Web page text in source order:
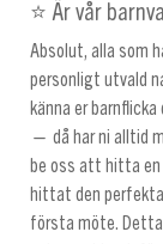
⭐ Är vår
Absolut, alla som
personligt utvald
känna er
— då har ni alltid
be oss att hitta en
hittat den
första möte.